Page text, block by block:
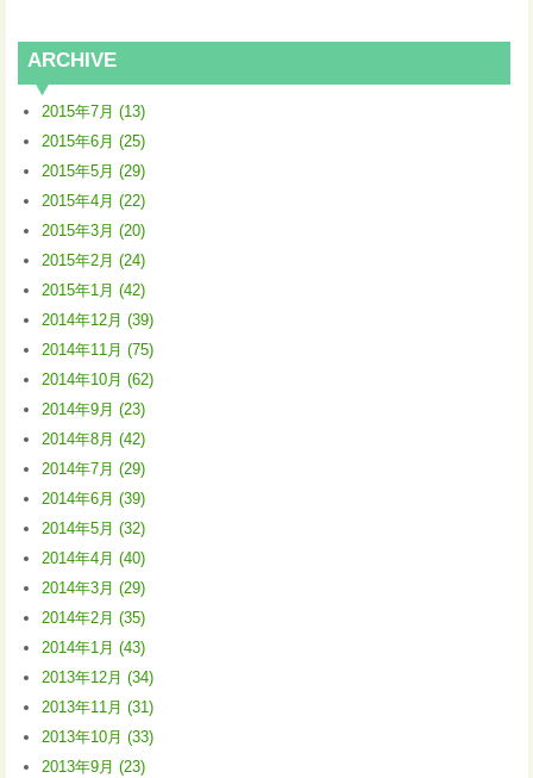
ARCHIVE
2015年7月 (13)
2015年6月 (25)
2015年5月 (29)
2015年4月 (22)
2015年3月 (20)
2015年2月 (24)
2015年1月 (42)
2014年12月 (39)
2014年11月 (75)
2014年10月 (62)
2014年9月 (23)
2014年8月 (42)
2014年7月 (29)
2014年6月 (39)
2014年5月 (32)
2014年4月 (40)
2014年3月 (29)
2014年2月 (35)
2014年1月 (43)
2013年12月 (34)
2013年11月 (31)
2013年10月 (33)
2013年9月 (23)